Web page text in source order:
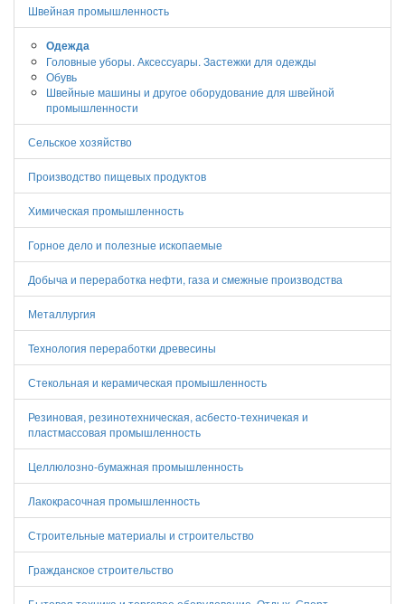
Швейная промышленность
Одежда
Головные уборы. Аксессуары. Застежки для одежды
Обувь
Швейные машины и другое оборудование для швейной
промышленности
Сельское хозяйство
Производство пищевых продуктов
Химическая промышленность
Горное дело и полезные ископаемые
Добыча и переработка нефти, газа и смежные производства
Металлургия
Технология переработки древесины
Стекольная и керамическая промышленность
Резиновая, резинотехническая, асбесто-техничекая и
пластмассовая промышленность
Целлюлозно-бумажная промышленность
Лакокрасочная промышленность
Строительные материалы и строительство
Гражданское строительство